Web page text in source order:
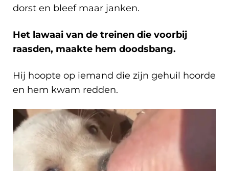
dorst en bleef maar janken.
Het lawaai van de treinen die voorbij
raasden, maakte hem doodsbang.
Hij hoopte op iemand die zijn gehuil hoorde
en hem kwam redden.